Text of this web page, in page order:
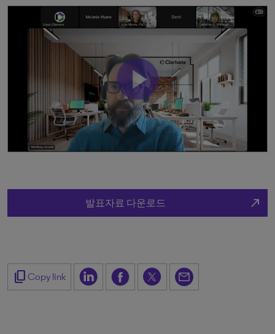
발표자료 다운로드 north_east
content_copy Copy link